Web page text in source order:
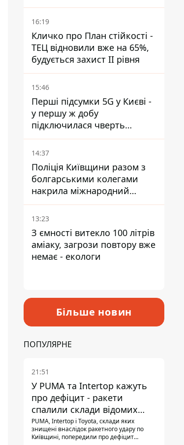
16:19
Кличко про План стійкості -
ТЕЦ відновили вже на 65%,
будується захист ІІ рівня
15:46
Перші підсумки 5G у Києві -
у першу ж добу
підключилася чверть
мільйона абонентів
14:37
Поліція Київщини разом з
болгарськими колегами
накрила міжнародний
наркосиндикат
13:23
З ємності витекло 100 літрів
аміаку, загрози повтору вже
немає - екологи
Більше новин
ПОПУЛЯРНЕ
21:51
У PUMA та Intertop кажуть
про дефіцит - ракети
спалили склади відомих
брендів
PUMA, Intertop і Toyota, склади яких
знищені внаслідок ракетного удару по
Київщині, попередили про дефіцит